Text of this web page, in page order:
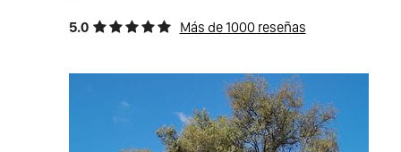
5.0 Más de 1000 reseñas